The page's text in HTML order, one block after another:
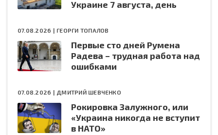
Украине 7 августа, день
07.08.2026 | ГЕОРГИ ТОПАЛОВ
Первые сто дней Румена
Радева – трудная работа над
ошибками
07.08.2026 | ДМИТРИЙ ШЕВЧЕНКО
Рокировка Залужного, или
«Украина никогда не вступит
в НАТО»